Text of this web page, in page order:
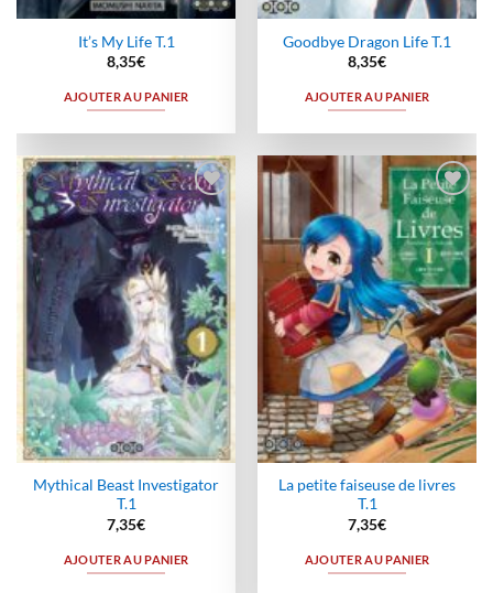
It’s My Life T.1
8,35€
AJOUTER AU PANIER
Goodbye Dragon Life T.1
8,35€
AJOUTER AU PANIER
Ajouter
à la
wishlist
Mythical Beast Investigator
T.1
7,35€
AJOUTER AU PANIER
Ajouter
à la
wishlist
La petite faiseuse de livres
T.1
7,35€
AJOUTER AU PANIER